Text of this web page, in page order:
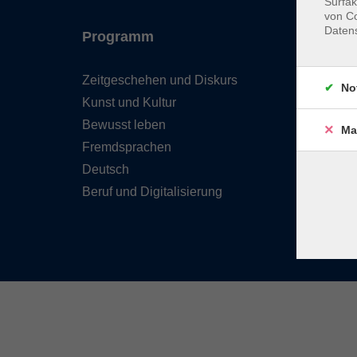
Programm
Zeitgeschehen und Diskurs
Kunst und Kultur
Bewusst leben
Fremdsprachen
Deutsch
Beruf und Digitalisierung
von